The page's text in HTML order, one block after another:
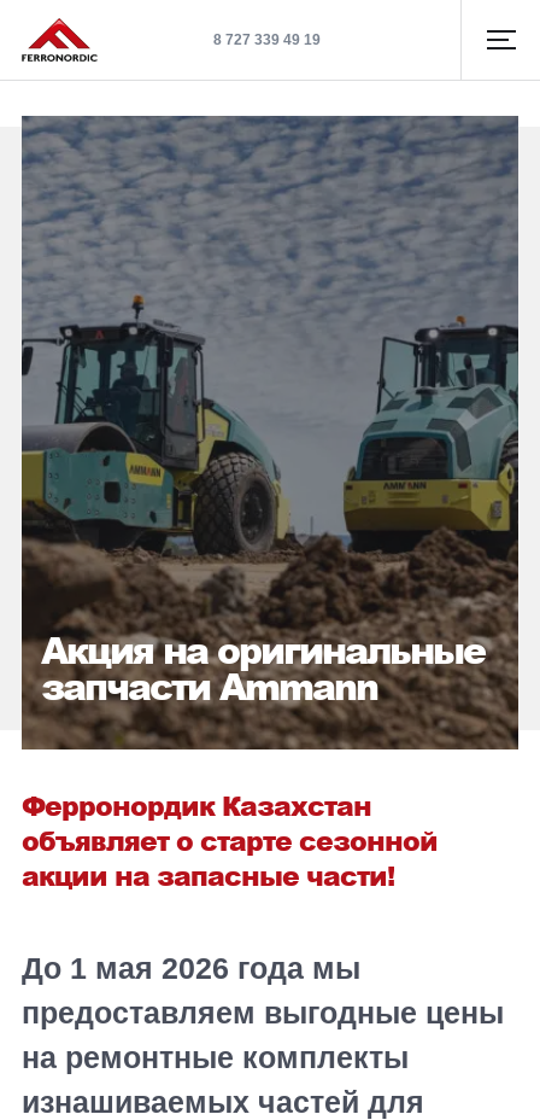
8 727 339 49 19
Акция на оригинальные
запчасти Ammann
Ферронордик Казахстан
объявляет о старте сезонной
акции на запасные части!
До 1 мая 2026 года мы
предоставляем выгодные цены
на ремонтные комплекты
изнашиваемых частей для